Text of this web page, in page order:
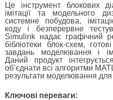
Це інструмент блокових
імітації та модельного
системне побудова,
коду і безперервне
Simulink надає графічний
бібліотеки блок-схем,
завдань моделювання і
Даний продукт
об’єднати всі алгоритми
результати моделювання
Ключові переваги: